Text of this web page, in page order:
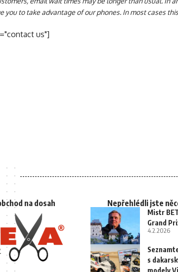
you to take advantage of our phones. In most cases
us"]
na dosah Nepřehlédli jste
Mistr
Grand
4.2.2026
s
modely